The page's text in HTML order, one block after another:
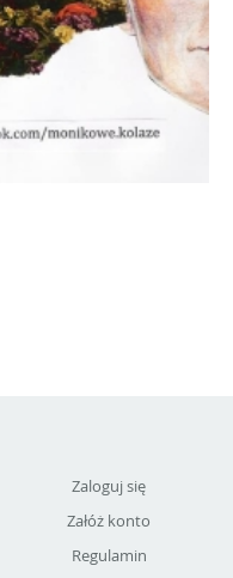
Zaloguj się
Załóż konto
Regulamin